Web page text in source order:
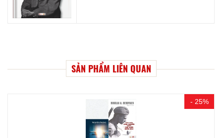
SẢN PHẨM LIÊN QUAN
- 25%